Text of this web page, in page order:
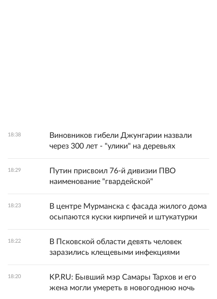
18:38
Виновников гибели Джунгарии назвали
через 300 лет - "улики" на деревьях
18:29
Путин присвоил 76-й дивизии ПВО
наименование "гвардейской"
18:23
В центре Мурманска с фасада жилого дома
осыпаются куски кирпичей и штукатурки
18:22
В Псковской области девять человек
заразились клещевыми инфекциями
18:20
KP.RU: Бывший мэр Самары Тархов и его
жена могли умереть в новогоднюю ночь